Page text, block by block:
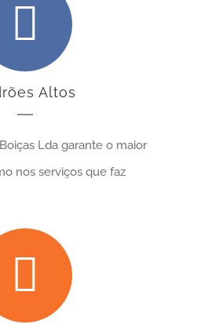
Altos
Lda garante o maior
nos serviços que faz